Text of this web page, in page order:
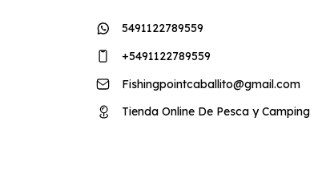
5491122789559
+5491122789559
Fishingpointcaballito@gmail.com
Tienda Online De Pesca y Camping